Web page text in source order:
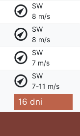
SW
8 m/s
SW
8 m/s
SW
7 m/s
SW
7-11 m/s
16 dni